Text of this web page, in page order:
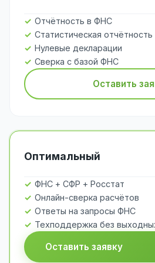
Отчётность в ФНС
Статистическая отчётность
Нулевые декларации
Сверка с базой ФНС
Оставить
Оптимальный
ФНС + СФР + Росстат
Онлайн-сверка расчётов
Ответы на запросы ФНС
Техподдержка без
Оставить заявку